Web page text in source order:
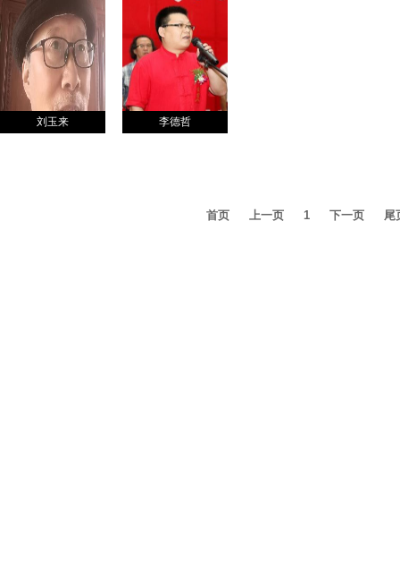
刘玉来 李德哲
首页 上一页 1 下一页 尾